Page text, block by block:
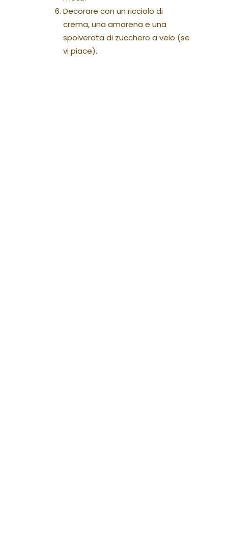
Decorare con un ricciolo di
crema, una amarena e una
spolverata di zucchero a velo (se
vi piace).